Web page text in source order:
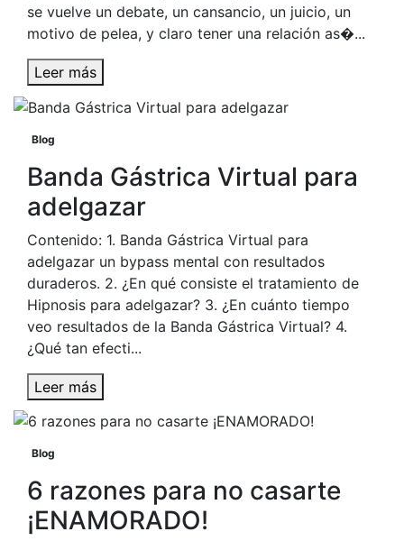
se vuelve un debate, un cansancio, un juicio, un
motivo de pelea, y claro tener una relación as�...
Leer más
Blog
Banda Gástrica Virtual para
adelgazar
Contenido: 1. Banda Gástrica Virtual para
adelgazar un bypass mental con resultados
duraderos. 2. ¿En qué consiste el tratamiento de
Hipnosis para adelgazar? 3. ¿En cuánto tiempo
veo resultados de la Banda Gástrica Virtual? 4.
¿Qué tan efecti...
Leer más
Blog
6 razones para no casarte
¡ENAMORADO!